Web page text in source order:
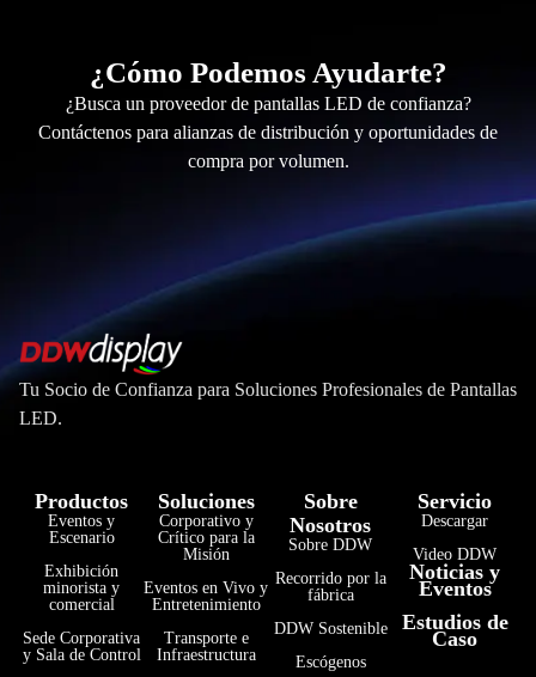
¿Cómo Podemos Ayudarte?
¿Busca un proveedor de pantallas LED de confianza?
Contáctenos para alianzas de distribución y oportunidades de
compra por volumen.
Tu Socio de Confianza para Soluciones Profesionales de Pantallas
LED.
Productos
Eventos y
Escenario
Exhibición
minorista y
comercial
Sede Corporativa
y Sala de Control
Soluciones
Corporativo y
Crítico para la
Misión
Eventos en Vivo y
Entretenimiento
Transporte e
Infraestructura
Sobre
Nosotros
Sobre DDW
Recorrido por la
fábrica
DDW Sostenible
Escógenos
Servicio
Descargar
Video DDW
Noticias y
Eventos
Estudios de
Caso